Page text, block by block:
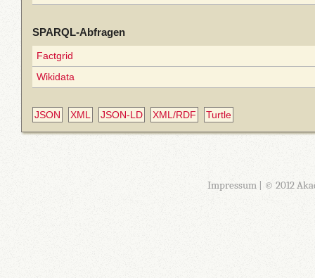
SPARQL-Abfragen
Factgrid
Wikidata
JSON XML JSON-LD XML/RDF Turtle
Impressum| © 2012